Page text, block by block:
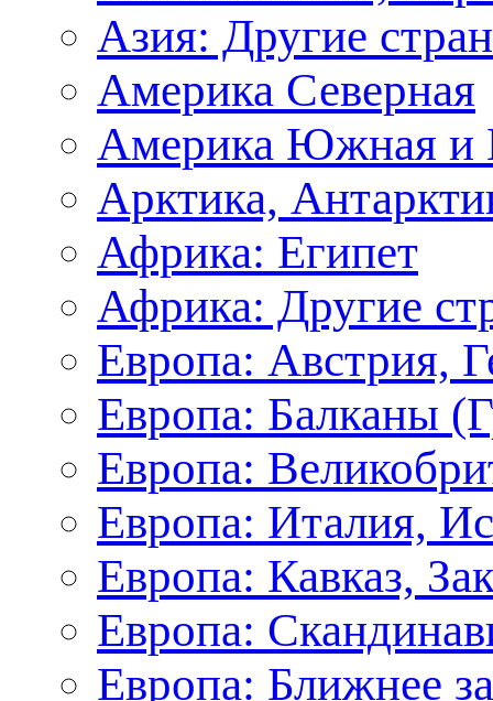
Азия: Другие
Америка Северная
Америка Южная и
Арктика,
Африка: Египет
Африка: Другие
Европа: Австрия,
Европа: Балканы
Европа:
Европа: Италия,
Европа: Кавказ,
Европа:
Европа: Ближнее